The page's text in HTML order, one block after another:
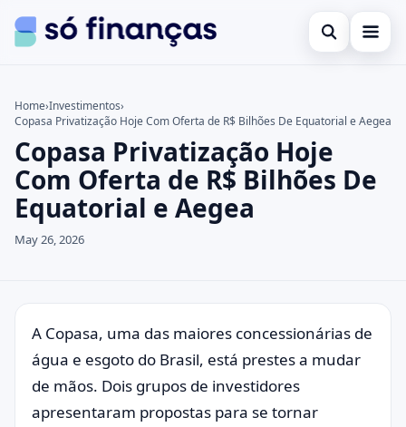
Open search
Empréstimos
Investimentos
Search the site
Search for:
Press Enter to search or ESC to close.
Home›Investimentos›
Copasa Privatização Hoje Com Oferta de R$ Bilhões De Equatorial e Aegea
Copasa Privatização Hoje
Com Oferta de R$ Bilhões De
Equatorial e Aegea
May 26, 2026
A Copasa, uma das maiores concessionárias de
água e esgoto do Brasil, está prestes a mudar
de mãos. Dois grupos de investidores
apresentaram propostas para se tornar